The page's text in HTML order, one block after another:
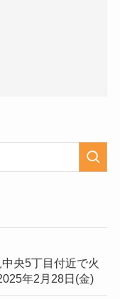
央5丁目付近で火
年2月28日(金)